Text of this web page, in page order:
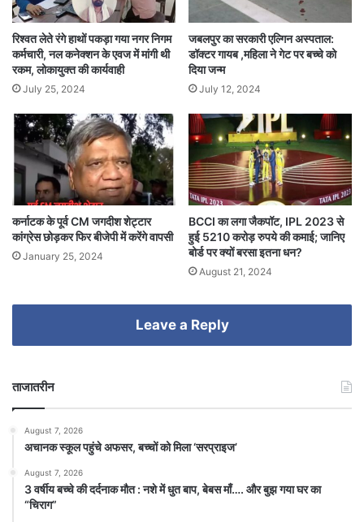
रिश्वत लेते रंगे हाथों पकड़ा गया नगर निगम
कर्मचारी, नल कनेक्शन के एवज में मांगी थी
रकम, लोकायुक्त की कार्यवाही
July 25, 2024
जबलपुर का सरकारी एल्गिन अस्पताल:
डॉक्टर गायब ,महिला ने गेट पर बच्चे को
दिया जन्म
July 12, 2024
कर्नाटक के पूर्व CM जगदीश शेट्टार
कांग्रेस छोड़कर फिर बीजेपी में करेंगे वापसी
January 25, 2024
BCCI का लगा जैकपॉट, IPL 2023 से
हुई 5210 करोड़ रुपये की कमाई; जानिए
बोर्ड पर क्यों बरसा इतना धन?
August 21, 2024
Leave a Reply
ताजातरीन
August 7, 2026
अचानक स्कूल पहुंचे अफसर, बच्चों को मिला ‘सरप्राइज’
August 7, 2026
3 वर्षीय बच्चे की दर्दनाक मौत : नशे में धुत बाप, बेबस माँ…. और बुझ गया घर का
“चिराग”